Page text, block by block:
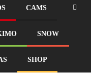
CAMS
SNOW
SHOP